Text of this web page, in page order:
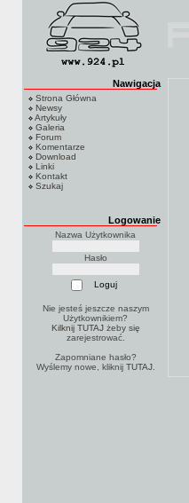
Nawigacja
Strona Główna
Newsy
Artykuły
Galeria
Forum
Komentarze
Download
Linki
Kontakt
Szukaj
Logowanie
Nazwa Użytkownika
Hasło
Nie jesteś jeszcze naszym
Użytkownikiem?
Kilknij TUTAJżeby się
zarejestrować.
Zapomniane hasło?
Wyślemy nowe, kliknij TUTAJ.